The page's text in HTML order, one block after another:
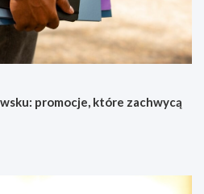
promocje, które zachwycą